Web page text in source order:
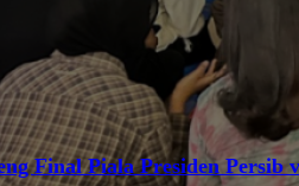
Final Piala Presiden Persib